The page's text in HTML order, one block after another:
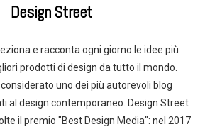
Design Street
e racconta ogni giorno le idee più
prodotti di design da tutto il mondo.
uno dei più autorevoli blog
al design contemporaneo. Design Street
il premio "Best Design Media": nel 2017